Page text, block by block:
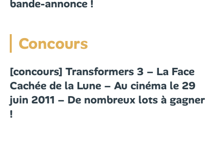
bande-annonce !
Concours
[concours] Transformers 3 – La Face
Cachée de la Lune – Au cinéma le 29
juin 2011 – De nombreux lots à gagner
!